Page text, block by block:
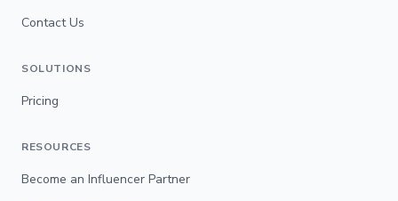
Contact Us
SOLUTIONS
Pricing
RESOURCES
Become an Influencer Partner